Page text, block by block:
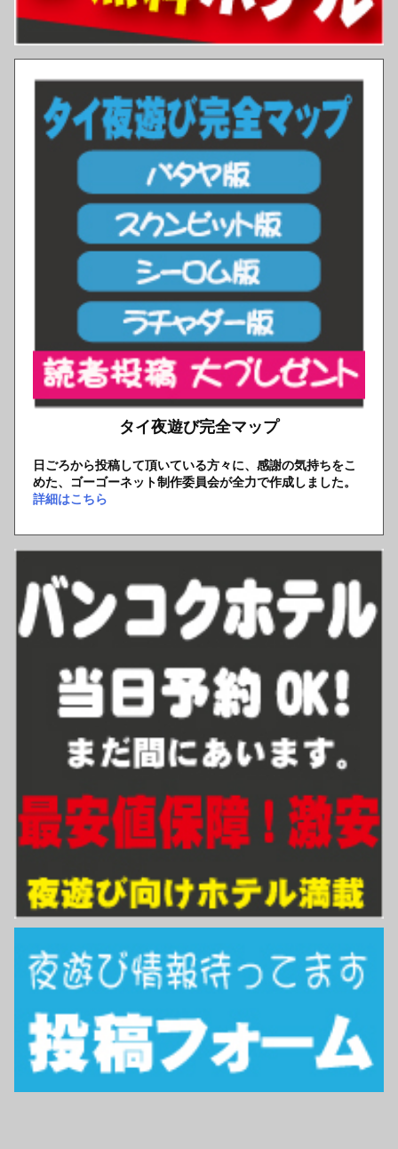
タイ夜遊び完全マップ
日ごろから投稿して頂いている方々に、感謝の気持ちをこ
めた、ゴーゴーネット制作委員会が全力で作成しました。
詳細はこちら